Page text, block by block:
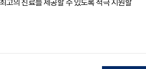
고의 진료를 제공할 수 있도록 적극 지원할